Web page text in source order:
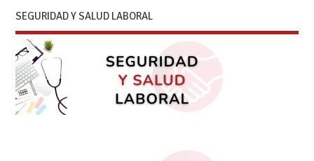
SEGURIDAD Y SALUD LABORAL